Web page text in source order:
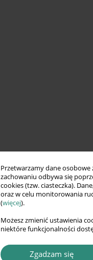
Przetwarzamy dane
zachowaniu odbywa się
cookies (tzw. ciasteczka).
oraz w celu monitorowania
(więcej).
Możesz zmienić ustawienia
niektóre funkcjonalności
Zgadzam się